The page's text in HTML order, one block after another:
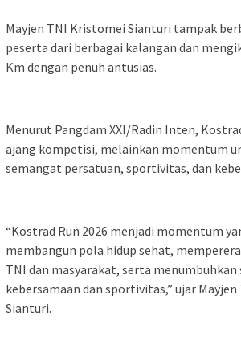
Mayjen TNI Kristomei Sianturi tampak
peserta dari berbagai kalangan dan
Km dengan penuh antusias.
Menurut Pangdam XXI/Radin Inten,
ajang kompetisi, melainkan momentum
semangat persatuan, sportivitas, dan
“Kostrad Run 2026 menjadi momentum
membangun pola hidup sehat,
TNI dan masyarakat, serta menumbuhkan
kebersamaan dan sportivitas,” ujar
Sianturi.